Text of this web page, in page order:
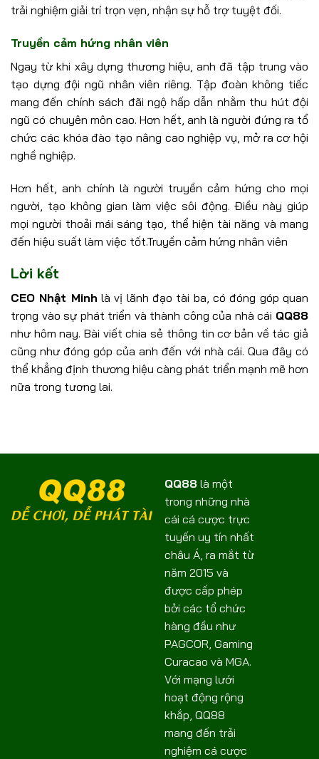
trải nghiệm giải trí trọn vẹn, nhận sự hỗ trợ tuyệt đối.
Truyền cảm hứng nhân viên
Ngay từ khi xây dựng thương hiệu, anh đã tập trung vào
tạo dựng đội ngũ nhân viên riêng. Tập đoàn không tiếc
mang đến chính sách đãi ngộ hấp dẫn nhằm thu hút đội
ngũ có chuyên môn cao. Hơn hết, anh là người đứng ra tổ
chức các khóa đào tạo nâng cao nghiệp vụ, mở ra cơ hội
nghề nghiệp.
Hơn hết, anh chính là người truyền cảm hứng cho mọi
người, tạo không gian làm việc sôi động. Điều này giúp
mọi người thoải mái sáng tạo, thể hiện tài năng và mang
đến hiệu suất làm việc tốt.Truyền cảm hứng nhân viên
Lời kết
CEO Nhật Minh là vị lãnh đạo tài ba, có đóng góp quan
trọng vào sự phát triển và thành công của nhà cái QQ88
như hôm nay. Bài viết chia sẻ thông tin cơ bản về tác giả
cũng như đóng góp của anh đến với nhà cái. Qua đây có
thể khẳng định thương hiệu càng phát triển mạnh mẽ hơn
nữa trong tương lai.
QQ88 là một
trong những nhà
cái cá cược trực
tuyến uy tín nhất
châu Á, ra mắt từ
năm 2015 và
được cấp phép
bởi các tổ chức
hàng đầu như
PAGCOR, Gaming
Curacao và MGA.
Với mạng lưới
hoạt động rộng
khắp, QQ88
mang đến trải
nghiệm cá cược